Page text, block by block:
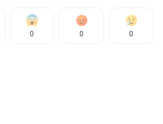
0 0 0